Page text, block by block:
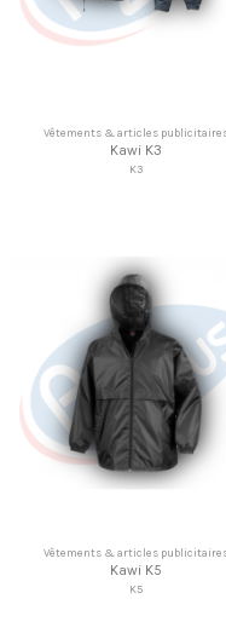
Vêtements & articles
Kawi K3
K3
Vêtements & articles
Kawi K5
K5